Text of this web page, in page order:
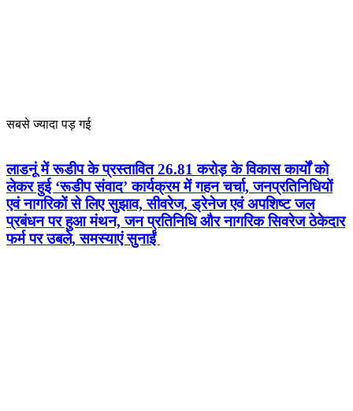
सबसे ज्यादा पड़ गई
लाडनूं में रूडीप के प्रस्तावित 26.81 करोड़ के विकास कार्यों को
लेकर हुई ‘रूडीप संवाद’ कार्यक्रम में गहन चर्चा, जनप्रतिनिधियों
एवं नागरिकों से लिए सुझाव, सीवरेज, ड्रेनेज एवं अपशिष्ट जल
प्रबंधन पर हुआ मंथन, जन प्रतिनिधि और नागरिक सिवरेज ठेकेदार
फर्म पर उबले, समस्याएं सुनाईं